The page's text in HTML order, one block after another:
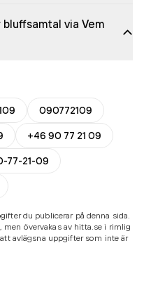
via Vem
090772109
+46 90 77 21 09
77-21-09
du publicerar på denna sida.
övervakas av hitta.se i rimlig
avlägsna uppgifter som inte är